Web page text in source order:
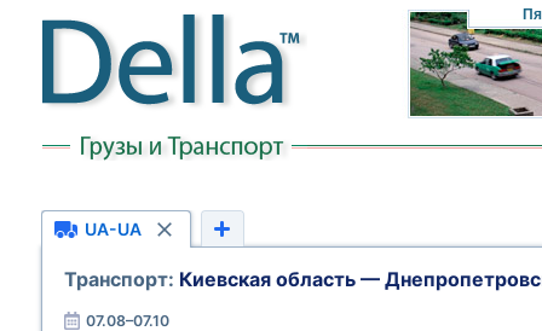
UA-UA
Транспорт: Киевская область —
07.08–07.10